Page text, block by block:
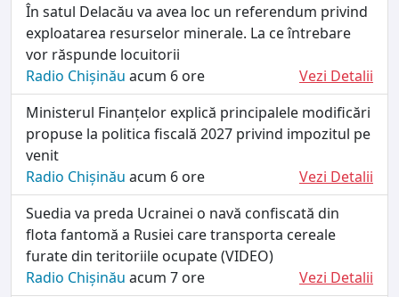
În satul Delacău va avea loc un referendum privind
exploatarea resurselor minerale. La ce întrebare
vor răspunde locuitorii
Radio Chișinău acum 6 ore
Vezi Detalii
Ministerul Finanțelor explică principalele modificări
propuse la politica fiscală 2027 privind impozitul pe
venit
Radio Chișinău acum 6 ore
Vezi Detalii
Suedia va preda Ucrainei o navă confiscată din
flota fantomă a Rusiei care transporta cereale
furate din teritoriile ocupate (VIDEO)
Radio Chișinău acum 7 ore
Vezi Detalii